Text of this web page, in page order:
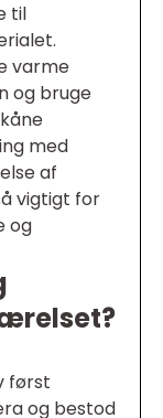
til
varme
og bruge
med
af
vigtigt for
og
først
og bestod